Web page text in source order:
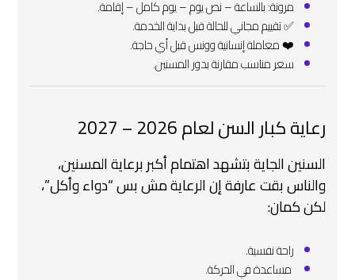
مرونة: بالساعة – نص يوم – يوم كامل – إقامة.
✅ تقييم مجاني للحالة قبل بداية الخدمة.
❤️ معاملة إنسانية وونس قبل أي حاجة.
سعر مناسب مقارنة بدور المسنين.
رعاية كبار السن لعام 2026 – 2027
السنين الجاية بتشهد اهتمام أكبر برعاية المسنين،
والناس بقت عارفة إن الرعاية مش بس “دواء وأكل”،
لكن كمان:
راحة نفسية.
‍ مساعدة في الحركة.